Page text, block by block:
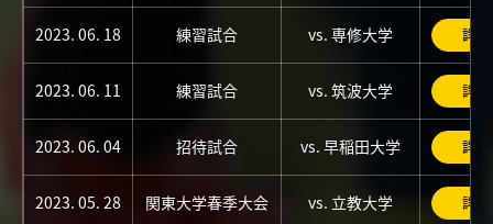
2023. 06. 18 練習試合 vs. 専修大学 詳細
2023. 06. 11 練習試合 vs. 筑波大学 詳細
2023. 06. 04 招待試合 vs. 早稲田大学 詳細
2023. 05. 28 関東大学春季大会 vs. 立教大学 詳細